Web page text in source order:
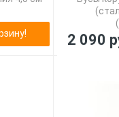
2 090